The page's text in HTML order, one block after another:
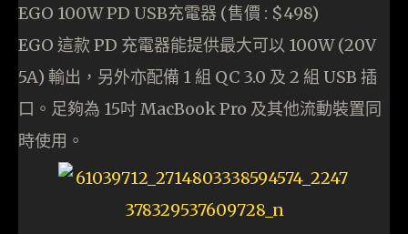
EGO 100W PD USB充電器 (售價 : $498)
EGO 這款 PD 充電器能提供最大可以 100W (20V
5A) 輸出，另外亦配備 1 組 QC 3.0 及 2 組 USB 插
口。足夠為 15吋 MacBook Pro 及其他流動裝置同
時使用。